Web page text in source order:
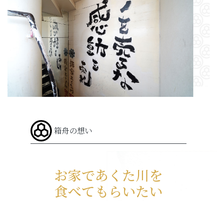
箱舟の想い
お家であくた川を
食べてもらいたい